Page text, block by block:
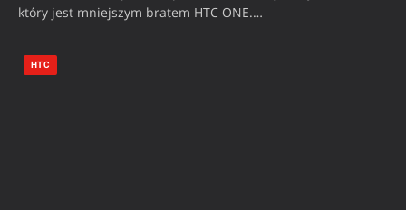
który jest mniejszym bratem HTC ONE.…
HTC